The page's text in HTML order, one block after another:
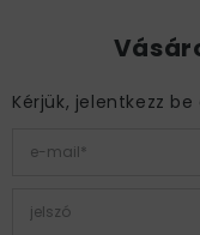
Kérjük, jelentkezz